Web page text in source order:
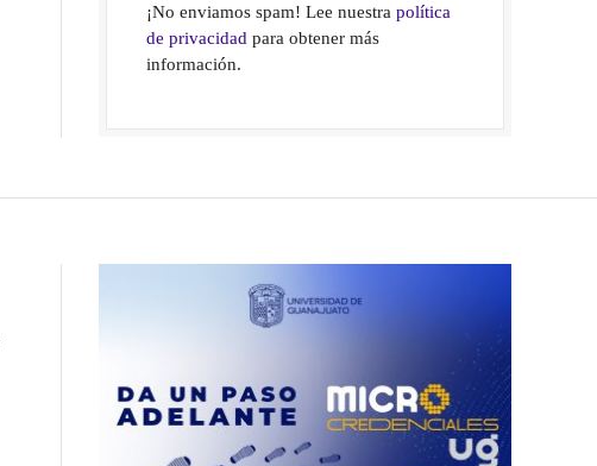
¡No enviamos spam! Lee nuestrapolítica
de privacidad para obtener más
información.